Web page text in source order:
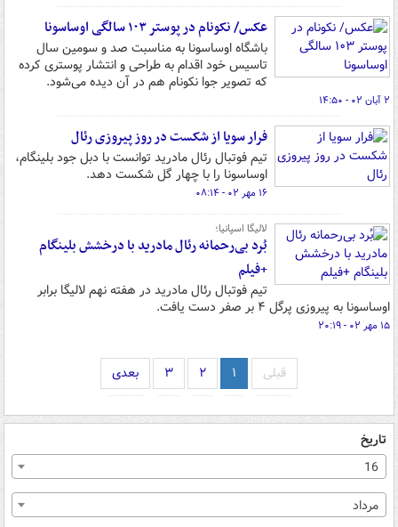
عکس/ نکونام در پوستر ۱۰۳ سالگی اوساسونا
باشگاه اوساسونا به مناسبت صد و سومین سال
تاسیس خود اقدام به طراحی و انتشار پوستری کرده
که تصویر جوا نکونام هم در آن دیده می‌شود.
۲ آبان ۰۲ - ۱۴:۵۰
فرار سویا از شکست در روز پیروزی رئال
تیم فوتبال رئال مادرید توانست با دبل جود بلینگام،
اوساسونا را با چهار گل شکست دهد.
۱۶ مهر ۰۲ - ۰۸:۱۴
لالیگا اسپانیا؛
بُرد بی‌رحمانه رئال مادرید با درخشش بلینگام
+فیلم
تیم فوتبال رئال مادرید در هفته نهم لالیگا برابر
اوساسونا به پیروزی پرگل ۴ بر صفر دست یافت.
۱۵ مهر ۰۲ - ۲۰:۱۹
قبلی ۱ ۲ ۳ بعدی
تاریخ
16
مرداد